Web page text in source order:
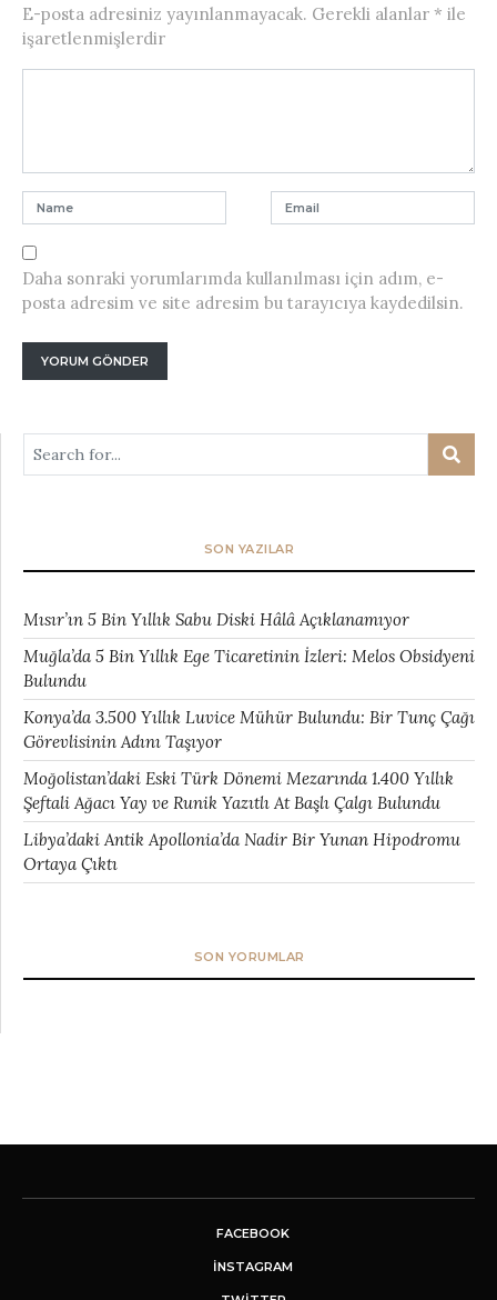
E-posta adresiniz yayınlanmayacak. Gerekli alanlar * ile
işaretlenmişlerdir
Daha sonraki yorumlarımda kullanılması için adım, e-
posta adresim ve site adresim bu tarayıcıya kaydedilsin.
SON YAZILAR
Mısır’ın 5 Bin Yıllık Sabu Diski Hâlâ Açıklanamıyor
Muğla’da 5 Bin Yıllık Ege Ticaretinin İzleri: Melos Obsidyeni
Bulundu
Konya’da 3.500 Yıllık Luvice Mühür Bulundu: Bir Tunç Çağı
Görevlisinin Adını Taşıyor
Moğolistan’daki Eski Türk Dönemi Mezarında 1.400 Yıllık
Şeftali Ağacı Yay ve Runik Yazıtlı At Başlı Çalgı Bulundu
Libya’daki Antik Apollonia’da Nadir Bir Yunan Hipodromu
Ortaya Çıktı
SON YORUMLAR
FACEBOOK
INSTAGRAM